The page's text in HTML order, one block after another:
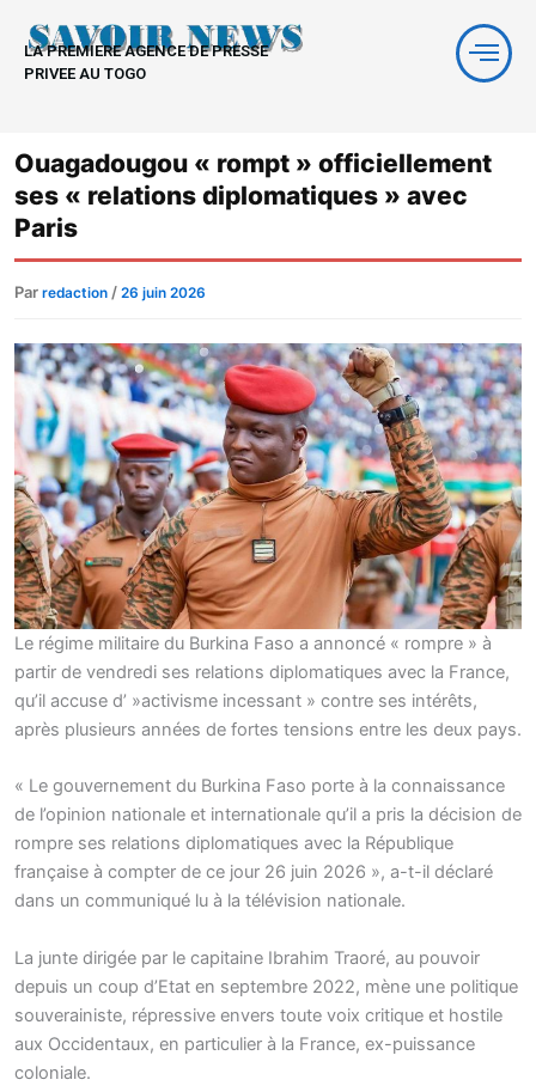
contenu
LA PREMIERE AGENCE DE PRESSE
PRIVEE AU TOGO
Ouagadougou « rompt » officiellement
ses « relations diplomatiques » avec
Paris
Par redaction / 26 juin 2026
Le régime militaire du Burkina Faso a annoncé « rompre » à
partir de vendredi ses relations diplomatiques avec la France,
qu’il accuse d’ »activisme incessant » contre ses intérêts,
après plusieurs années de fortes tensions entre les deux pays.
« Le gouvernement du Burkina Faso porte à la connaissance
de l’opinion nationale et internationale qu’il a pris la décision de
rompre ses relations diplomatiques avec la République
française à compter de ce jour 26 juin 2026 », a-t-il déclaré
dans un communiqué lu à la télévision nationale.
La junte dirigée par le capitaine Ibrahim Traoré, au pouvoir
depuis un coup d’Etat en septembre 2022, mène une politique
souverainiste, répressive envers toute voix critique et hostile
aux Occidentaux, en particulier à la France, ex-puissance
coloniale.